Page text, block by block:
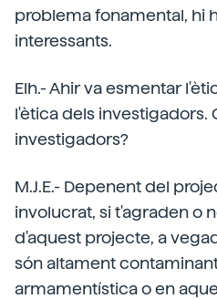
problema fonamental, hi
interessants.
Elh.- Ahir va esmentar
l'ètica dels investigadors.
investigadors?
M.J.E.- Depenent del
involucrat, si t'agraden o
d'aquest projecte, a
són altament
armamentística o en